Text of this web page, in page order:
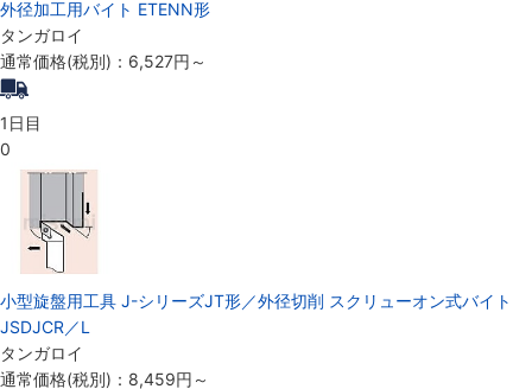
外径加工用バイト ETENN形
タンガロイ
通常価格(税別)： 6,527円 ～
1日目
0
小型旋盤用工具 J-シリーズJT形／外径切削 スクリューオン式バイト
JSDJCR／L
タンガロイ
通常価格(税別)： 8,459円 ～